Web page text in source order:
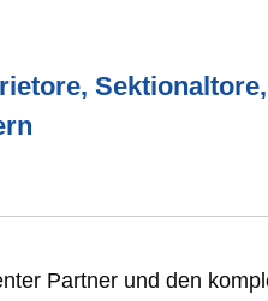
Partner und den